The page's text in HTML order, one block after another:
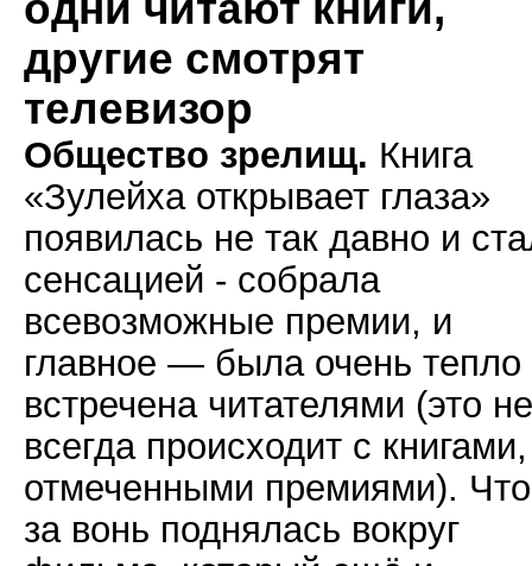
другие смотрят
телевизор
Общество зрелищ. Книга
«Зулейха открывает глаза»
появилась не так давно и
сенсацией - собрала
всевозможные премии, и
главное — была очень тепло
встречена читателями (это не
всегда происходит с книгами,
отмеченными премиями).
за вонь поднялась вокруг